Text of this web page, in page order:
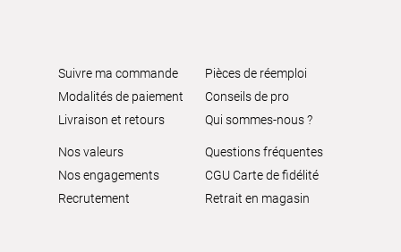
Suivre ma commande
Modalités de paiement
Livraison et retours
Pièces de réemploi
Conseils de pro
Qui sommes-nous ?
Nos valeurs
Nos engagements
Recrutement
Questions fréquentes
CGU Carte de fidélité
Retrait en magasin